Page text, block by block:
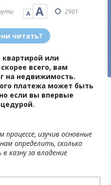
А А 2901
читать?
или
всего, вам
на недвижимость.
платежа может быть
если вы впервые
изучив основные
определить, сколько
казну за владение